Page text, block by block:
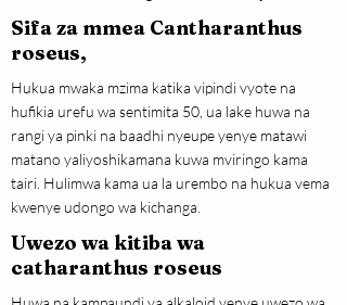
Sifa za mmea Cantharanthus
roseus,
Hukua mwaka mzima katika vipindi vyote na
hufikia urefu wa sentimita 50, ua lake huwa na
rangi ya pinki na baadhi nyeupe yenye matawi
matano yaliyoshikamana kuwa mviringo kama
tairi. Hulimwa kama ua la urembo na hukua vema
kwenye udongo wa kichanga.
Uwezo wa kitiba wa
catharanthus roseus